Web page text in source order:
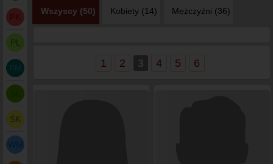
PL
ŚK
Wszyscy (50) Kobiety (14) Meżczyźni (36)
1 2 3 4 5 6